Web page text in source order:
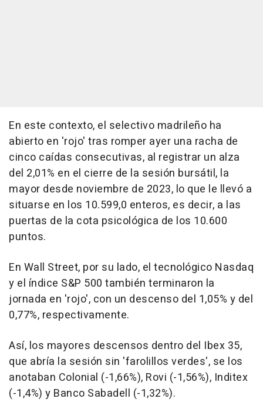
En este contexto, el selectivo madrileño ha
abierto en 'rojo' tras romper ayer una racha de
cinco caídas consecutivas, al registrar un alza
del 2,01% en el cierre de la sesión bursátil, la
mayor desde noviembre de 2023, lo que le llevó a
situarse en los 10.599,0 enteros, es decir, a las
puertas de la cota psicológica de los 10.600
puntos.
En Wall Street, por su lado, el tecnológico Nasdaq
y el índice S&P 500 también terminaron la
jornada en 'rojo', con un descenso del 1,05% y del
0,77%, respectivamente.
Así, los mayores descensos dentro del Ibex 35,
que abría la sesión sin 'farolillos verdes', se los
anotaban Colonial (-1,66%), Rovi (-1,56%), Inditex
(-1,4%) y Banco Sabadell (-1,32%).